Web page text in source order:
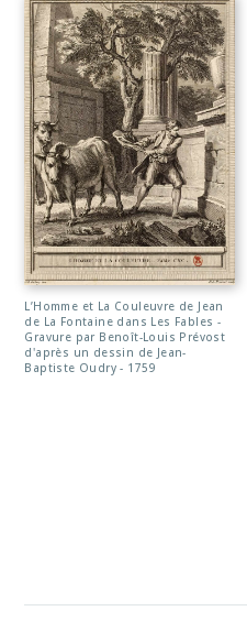
L’Homme et La Couleuvre de Jean
de La Fontaine dans Les Fables -
Gravure par Benoît-Louis Prévost
d'après un dessin de Jean-
Baptiste Oudry - 1759